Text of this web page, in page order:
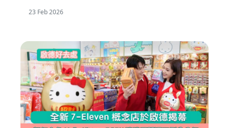
23 Feb 2026